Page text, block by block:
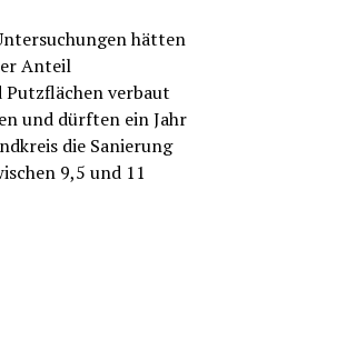
hätten
Anteil
Putzflächen verbaut
und dürften ein Jahr
die Sanierung
9,5 und 11